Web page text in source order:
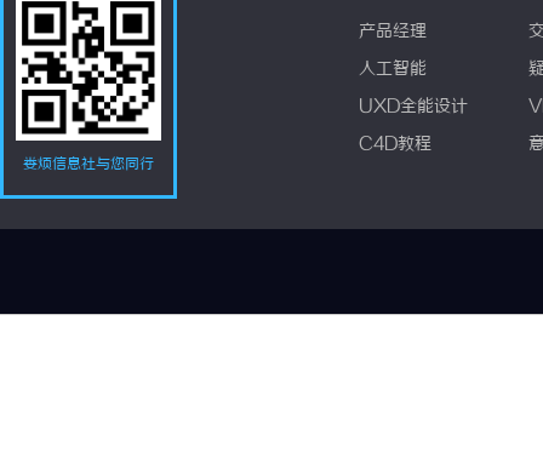
娄烦信息社与您同行
产品经理
人工智能
UXD全能设计
C4D教程